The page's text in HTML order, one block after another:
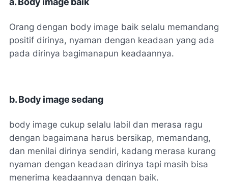
Orang dengan body image baik selalu memandang
positif dirinya, nyaman dengan keadaan yang ada
pada dirinya bagimanapun keadaannya.
b. Body image sedang
body image cukup selalu labil dan merasa ragu
dengan bagaimana harus bersikap, memandang,
dan menilai dirinya sendiri, kadang merasa kurang
nyaman dengan keadaan dirinya tapi masih bisa
menerima keadaannya dengan baik.